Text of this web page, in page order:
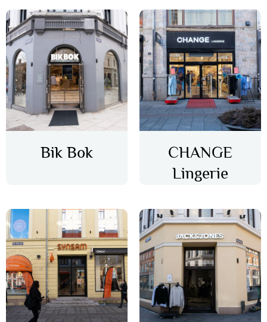
Bik Bok
CHANGE
Lingerie